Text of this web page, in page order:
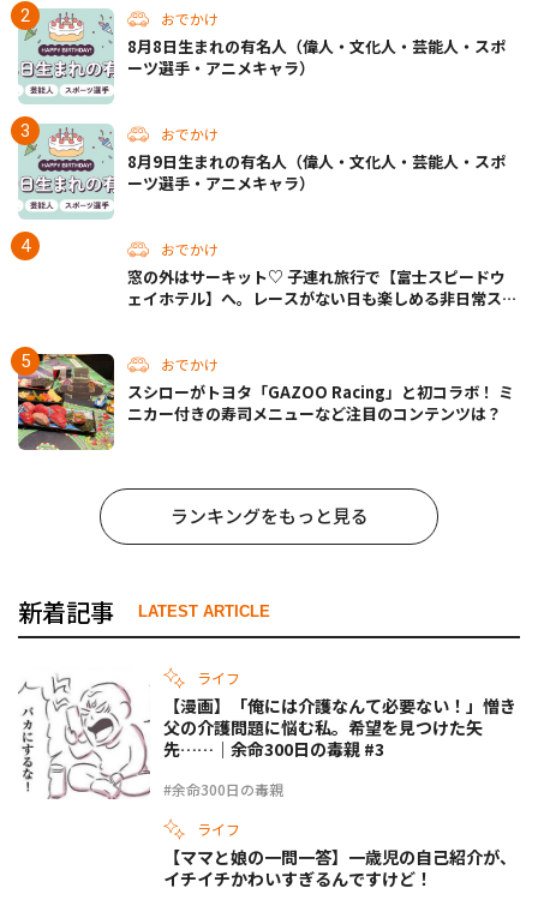
おでかけ
8月8日生まれの有名人（偉人・文化人・芸能人・スポ
ーツ選手・アニメキャラ）
おでかけ
8月9日生まれの有名人（偉人・文化人・芸能人・スポ
ーツ選手・アニメキャラ）
おでかけ
窓の外はサーキット♡ 子連れ旅行で【富士スピードウ
ェイホテル】へ。レースがない日も楽しめる非日常ステ
おでかけ
スシローがトヨタ「GAZOO Racing」と初コラボ！ ミ
ニカー付きの寿司メニューなど注目のコンテンツは？
ランキングをもっと見る
新着記事 LATEST ARTICLE
ライフ
#余命300日の毒親
【漫画】「俺には介護なんて必要ない！」憎き
父の介護問題に悩む私。希望を見つけた矢
先……｜余命300日の毒親 #3
ライフ
【ママと娘の一問一答】一歳児の自己紹介が、
イチイチかわいすぎるんですけど！